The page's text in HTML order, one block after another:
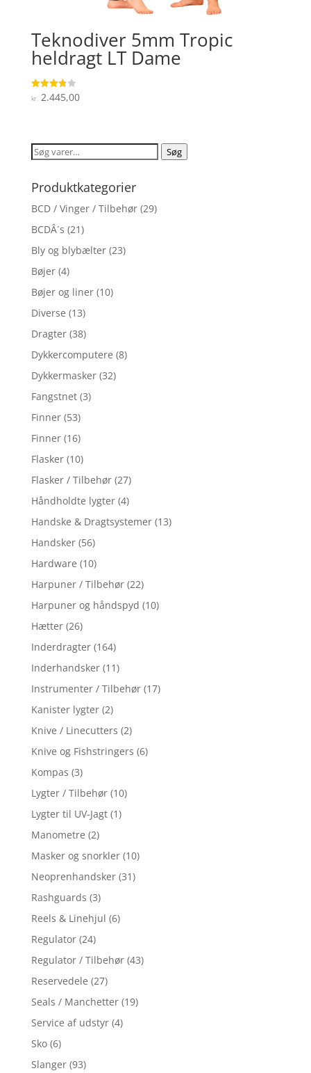
Teknodiver 5mm Tropic
heldragt LT Dame
Vurderet
3.8
kr.2.445,00
Søg
Søg
Produktkategorier
BCD / Vinger / Tilbehør (29)
BCDÂ´s (21)
Bly og blybælter (23)
Bøjer (4)
Bøjer og liner (10)
Diverse (13)
Dragter (38)
Dykkercomputere (8)
Dykkermasker (32)
Fangstnet (3)
Finner (53)
Finner (16)
Flasker (10)
Flasker / Tilbehør (27)
Håndholdte lygter (4)
Handske & Dragtsystemer (13)
Handsker (56)
Hardware (10)
Harpuner / Tilbehør (22)
Harpuner og håndspyd (10)
Hætter (26)
Inderdragter (164)
Inderhandsker (11)
Instrumenter / Tilbehør (17)
Kanister lygter (2)
Knive / Linecutters (2)
Knive og Fishstringers (6)
Kompas (3)
Lygter / Tilbehør (10)
Lygter til UV-Jagt (1)
Manometre (2)
Masker og snorkler (10)
Neoprenhandsker (31)
Rashguards (3)
Reels & Linehjul (6)
Regulator (24)
Regulator / Tilbehør (43)
Reservedele (27)
Seals / Manchetter (19)
Service af udstyr (4)
Sko (6)
Slanger (93)